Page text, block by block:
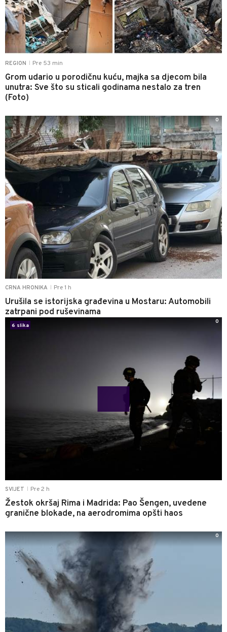
REGION Pre 53 min
Grom udario u porodičnu kuću, majka sa djecom bila
unutra: Sve što su sticali godinama nestalo za tren
(Foto)
CRNA HRONIKA Pre 1 h
Urušila se istorijska građevina u Mostaru: Automobili
zatrpani pod ruševinama
0
SVIJET Pre 2 h
Žestok okršaj Rima i Madrida: Pao Šengen, uvedene
granične blokade, na aerodromima opšti haos
6 slika
0
0